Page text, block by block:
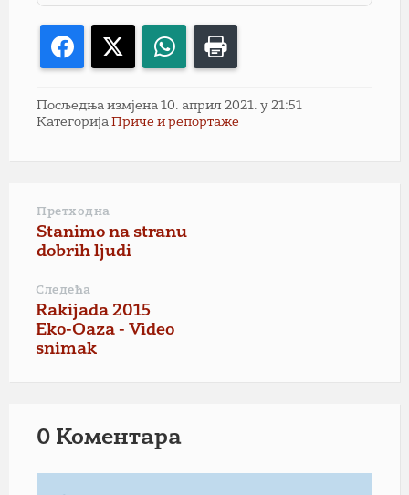
Facebook WhatsApp
Посљедња измјена 10. април 2021. у 21:51
Категорија Приче и репортаже
Претходна
Stanimo na stranu
dobrih ljudi
Следећа
Rakijada 2015
Eko-Oaza - Video
snimak
0 Коментарa